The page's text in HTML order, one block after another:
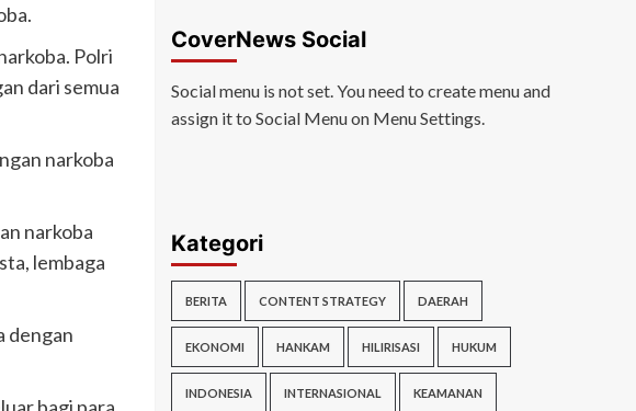
Polri
dari semua
narkoba
narkoba
lembaga
dengan
CoverNews Social
Social menu is not set. You need to create menu and
assign it to Social Menu on Menu Settings.
Kategori
BERITA CONTENT STRATEGY DAERAH
EKONOMI HANKAM HILIRISASI HUKUM
INDONESIA INTERNASIONAL KEAMANAN